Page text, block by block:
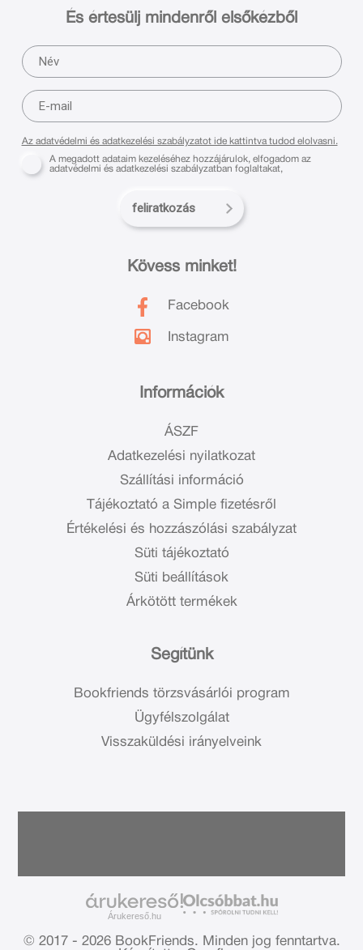
Információk
ÁSZF
Adatkezelési nyilatkozat
Szállítási információ
Tájékoztató a Simple fizetésről
Értékelési és hozzászólási szabályzat
Süti tájékoztató
Süti beállítások
Árkötött termékek
Segítünk
Bookfriends törzsvásárlói program
Ügyfélszolgálat
Visszaküldési irányelveink
Kövess minket!
Facebook
Instagram
És értesülj mindenről elsőkézből
Az adatvédelmi és adatkezelési szabályzatot ide kattintva tudod elolvasni.
A megadott adataim kezeléséhez hozzájárulok, elfogadom az
adatvédelmi és adatkezelési szabályzatban foglaltakat,
feliratkozás
Árukereső.hu
© 2017 - 2026 BookFriends. Minden jog fenntartva.